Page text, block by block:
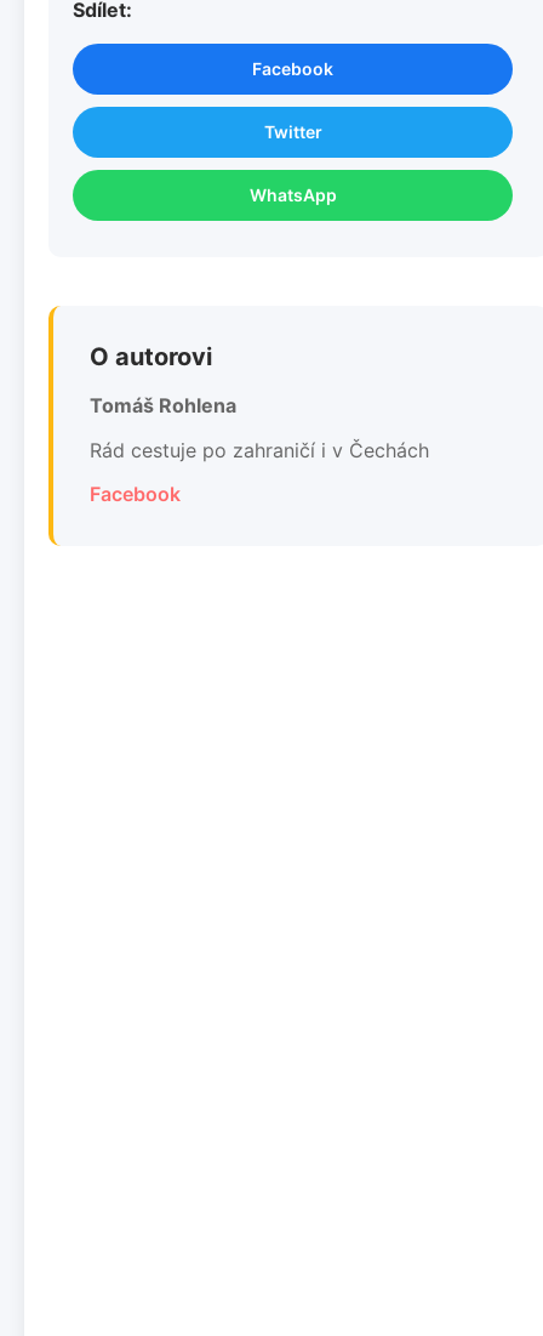
Sdílet:
Facebook
Twitter
WhatsApp
O autorovi
Tomáš Rohlena
Rád cestuje po zahraničí i v Čechách
Facebook